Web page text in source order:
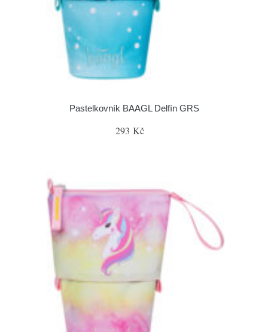
Pastelkovník BAAGL Delfín GRS
293 Kč